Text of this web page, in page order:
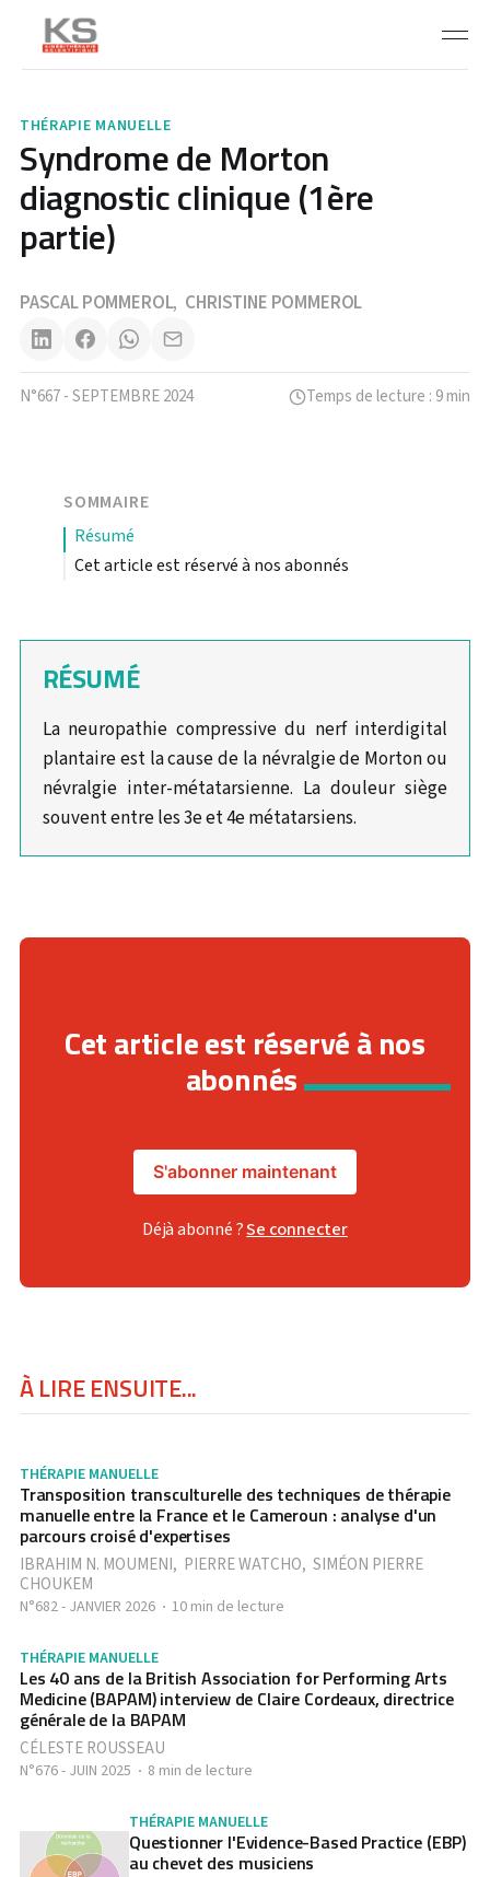
THÉRAPIE MANUELLE
Syndrome de Morton
diagnostic clinique (1ère
partie)
PASCAL POMMEROL, CHRISTINE POMMEROL
N°667 - SEPTEMBRE 2024 Temps de lecture : 9 min
SOMMAIRE
résumé
Cet article est réservé à nos abonnés
RÉSUMÉ
La neuropathie compressive du nerf interdigital
plantaire est la cause de la névralgie de Morton ou
névralgie inter-métatarsienne. La douleur siège
souvent entre les 3e et 4e métatarsiens.
Cet article est réservé à nos
abonnés
S'abonner maintenant
Déjà abonné ?Se connecter
À LIRE ENSUITE...
THÉRAPIE MANUELLE
Transposition transculturelle des techniques de thérapie
manuelle entre la France et le Cameroun : analyse d'un
parcours croisé d'expertises
IBRAHIM N. MOUMENI, PIERRE WATCHO, SIMÉON PIERRE
CHOUKEM
N°682 - JANVIER 2026 10 min de lecture
THÉRAPIE MANUELLE
Les 40 ans de la British Association for Performing Arts
Medicine (BAPAM) interview de Claire Cordeaux, directrice
générale de la BAPAM
CÉLESTE ROUSSEAU
N°676 - JUIN 2025 8 min de lecture
THÉRAPIE MANUELLE
Questionner l'Evidence-Based Practice (EBP)
au chevet des musiciens